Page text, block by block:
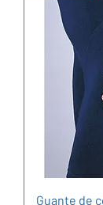
Guante de